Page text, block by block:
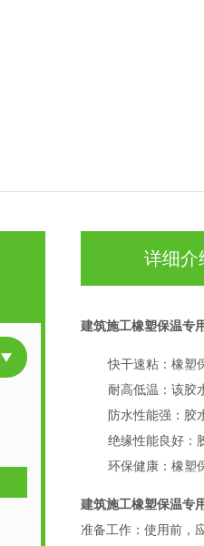
详细介
建筑施工橡塑保温专
快干速粘：橡塑
耐高低温：该胶
防水性能强：胶
绝缘性能良好：
环保健康：橡塑
建筑施工橡塑保温专
准备工作：使用前，